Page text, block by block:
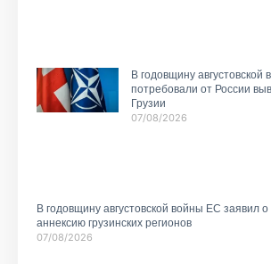
В годовщину
потребовали от России
Грузии
07/08/2026
В годовщину августовской войны ЕС заявил
аннексию грузинских регионов
07/08/2026